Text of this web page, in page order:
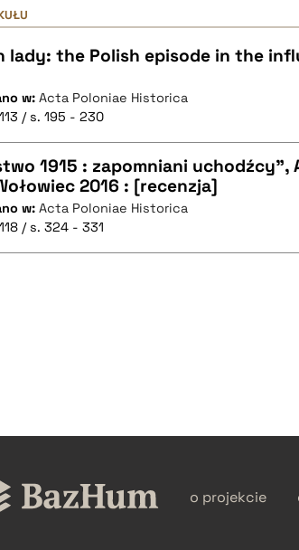
lady: the Polish episode in the
w: Acta Poloniae Historica
/ s. 195 - 230
TEKST
1915 : zapomniani uchodźcy",
2016 : [recenzja]
w: Acta Poloniae Historica
/ s. 324 - 331
o projekcie